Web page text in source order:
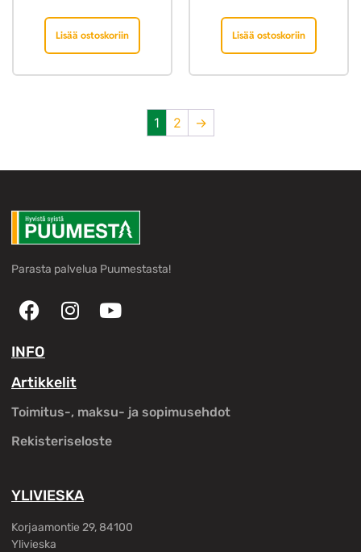
Lisää ostoskoriin Lisää ostoskoriin
1 2 →
Parasta palvelua Puumestasta!
INFO
Artikkelit
Toimitus-, maksu- ja sopimusehdot
Rekisteriseloste
YLIVIESKA
Korjaamontie 29, 84100
Ylivieska